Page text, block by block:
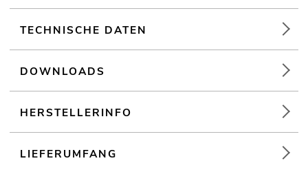
TECHNISCHE DATEN
DOWNLOADS
HERSTELLERINFO
LIEFERUMFANG